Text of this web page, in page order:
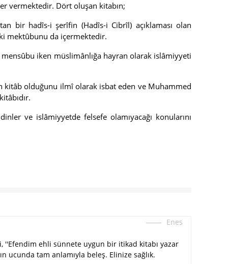
vermektedir. Dört oluşan kitabın;
bir hadîs-i şerîfin (Hadîs-i Cibrîl) açıklaması olan
mektûbunu da içermektedir.
iken müslimânlığa hayran olarak islâmiyyeti
kitâb olduğunu ilmî olarak isbat eden ve Muhammed
ve islâmiyyetde felsefe olamıyacağı konularını
ehli sünnete uygun bir itikad kitabı yazar
ucunda tam anlamıyla beleş. Elinize sağlık.
Enes